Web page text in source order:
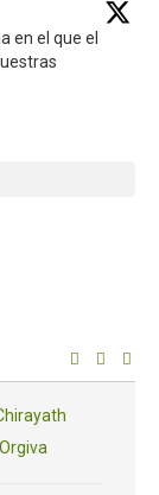
en el que el